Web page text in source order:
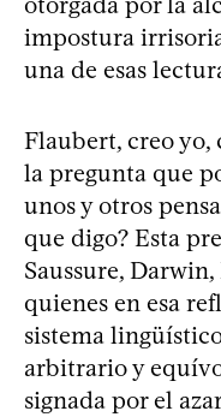
impostura
una de esas
Flaubert, creo
la pregunta que
unos y otros
que digo? Esta
Saussure,
quienes en esa
sistema
arbitrario y
signada por el